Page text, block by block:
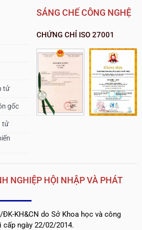
tử
gốc
tử
SÁNG CHẾ CÔNG NGHỆ
CHỨNG CHỈ ISO 27001
NGHIỆP HỘI NHẬP VÀ PHÁT
ĐK-KH&CN do Sở Khoa học và công
cấp ngày 22/02/2014.